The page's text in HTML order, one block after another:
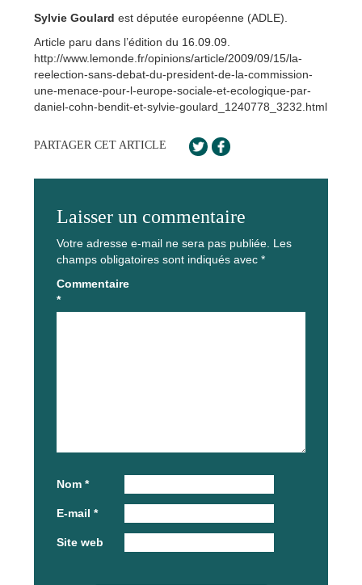
Sylvie Goulard est députée européenne (ADLE).
Article paru dans l’édition du 16.09.09.
http://www.lemonde.fr/opinions/article/2009/09/15/la-
reelection-sans-debat-du-president-de-la-commission-
une-menace-pour-l-europe-sociale-et-ecologique-par-
daniel-cohn-bendit-et-sylvie-goulard_1240778_3232.html
PARTAGER CET ARTICLE
Laisser un commentaire
Votre adresse e-mail ne sera pas publiée. Les
champs obligatoires sont indiqués avec *
Commentaire
*
Nom *
E-mail *
Site web